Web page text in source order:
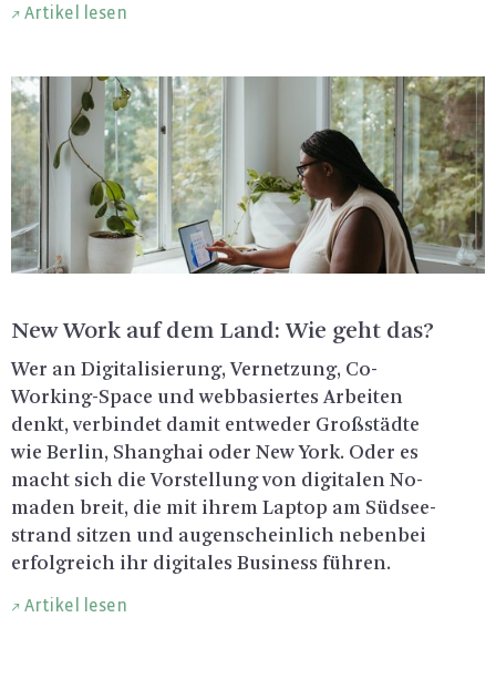
Artikel lesen
New Work auf dem Land: Wie geht das?
Wer an Di­gi­ta­li­sie­rung, Ver­net­zung, Co-
Working-Space und web­ba­sier­tes Ar­bei­ten
denkt, ver­bin­det damit ent­we­der Groß­städ­te
wie Ber­lin, Shang­hai oder New York. Oder es
macht sich die Vor­stel­lung von di­gi­ta­len No­
ma­den breit, die mit ihrem Lap­top am Süd­see­
strand sit­zen und au­gen­schein­lich ne­ben­bei
er­folg­reich ihr di­gi­ta­les Busi­ness füh­ren.
Artikel lesen